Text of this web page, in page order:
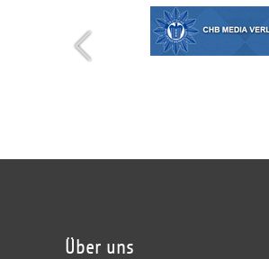
Über uns